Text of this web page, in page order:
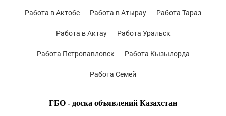
ГБО - доска объявлений Казахстан
Работа в Актобе Работа в Атырау Работа Тараз
Работа в Актау Работа Уральск
Работа Петропавловск Работа Кызылорда
Работа Семей